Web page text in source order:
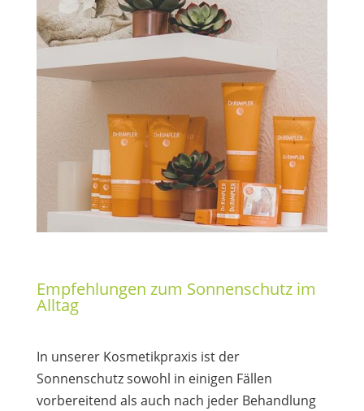
Empfehlungen zum Sonnenschutz im
Alltag
In unserer Kosmetikpraxis ist der
Sonnenschutz sowohl in einigen Fällen
vorbereitend als auch nach jeder Behandlung